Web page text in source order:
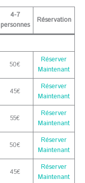
4-7
personnes
Réservation
50€
Réserver
Maintenant
45€
Réserver
Maintenant
55€
Réserver
Maintenant
50€
Réserver
Maintenant
45€
Réserver
Maintenant